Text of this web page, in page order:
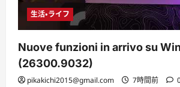
生活・ライフ
Nuove funzioni in arrivo su
(26300.9032)
pikakichi2015@gmail.com 7時間前